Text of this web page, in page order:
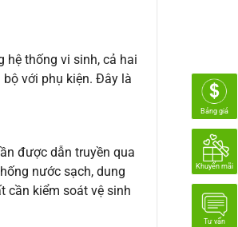
hệ thống vi sinh, cả hai
với phụ kiện. Đây là
được dẫn truyền qua
nước sạch, dung
cần kiểm soát vệ sinh
Bảng giá
Khuyến mãi
Tư vấn